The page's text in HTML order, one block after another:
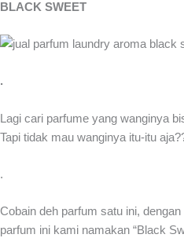
BLACK SWEET
.
Lagi cari parfume yang wanginya
Tapi tidak mau wanginya itu-itu
.
Cobain deh parfum satu ini,
parfum ini kami namakan “Black